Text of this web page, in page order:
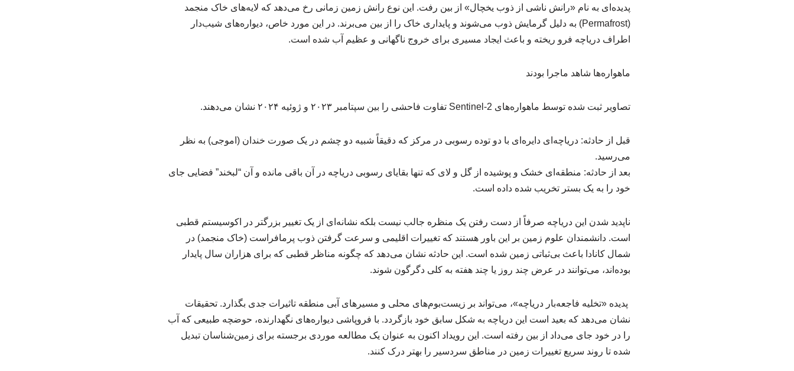
پدیده‌ای به نام «رانش ناشی از ذوب یخچال» از بین رفت. این نوع رانش زمین زمانی رخ می‌دهد که لایه‌های خاک منجمد
(Permafrost) به دلیل گرمایش ذوب می‌شوند و پایداری خاک را از بین می‌برند. در این مورد خاص، دیواره‌های شیب‌دار
اطراف دریاچه فرو ریخته و باعث ایجاد مسیری برای خروج ناگهانی و عظیم آب شده است.
ماهواره‌ها شاهد ماجرا بودند
تصاویر ثبت شده توسط ماهواره‌های Sentinel-2 تفاوت فاحشی را بین سپتامبر ۲۰۲۳ و ژوئیه ۲۰۲۴ نشان می‌دهند.
قبل از حادثه: دریاچه‌ای دایره‌ای با دو توده رسوبی در مرکز که دقیقاً شبیه دو چشم در یک صورت خندان (اموجی) به نظر
می‌رسید.
بعد از حادثه: منطقه‌ای خشک و پوشیده از گل و لای که تنها بقایای رسوبی دریاچه در آن باقی مانده و آن “لبخند” فضایی جای
خود را به یک بستر تخریب شده داده است.
ناپدید شدن این دریاچه صرفاً از دست رفتن یک منظره جالب نیست بلکه نشانه‌ای از یک تغییر بزرگتر در اکوسیستم قطبی
است. دانشمندان علوم زمین بر این باور هستند که تغییرات اقلیمی و سرعت گرفتن ذوب پرمافراست (خاک منجمد) در
شمال کانادا باعث بی‌ثباتی زمین شده است. این حادثه نشان می‌دهد که چگونه مناظر قطبی که برای هزاران سال پایدار
بوده‌اند، می‌توانند در عرض چند روز یا چند هفته به کلی دگرگون شوند.
پدیده «تخلیه فاجعه‌بار دریاچه»، می‌تواند بر زیست‌بوم‌های محلی و مسیرهای آبی منطقه تاثیرات جدی بگذارد. تحقیقات
نشان می‌دهد که بعید است این دریاچه به شکل سابق خود بازگردد. با فروپاشی دیواره‌های نگهدارنده، حوضچه طبیعی که آب
را در خود جای می‌داد از بین رفته است. این رویداد اکنون به عنوان یک مطالعه موردی برجسته برای زمین‌شناسان تبدیل
شده تا روند سریع تغییرات زمین در مناطق سردسیر را بهتر درک کنند.